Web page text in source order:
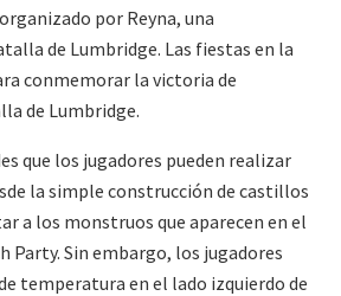
por Reyna, una
de Lumbridge. Las fiestas en la
conmemorar la victoria de
de Lumbridge.
que los jugadores pueden realizar
la simple construcción de castillos
a los monstruos que aparecen en el
Party. Sin embargo, los jugadores
temperatura en el lado izquierdo de